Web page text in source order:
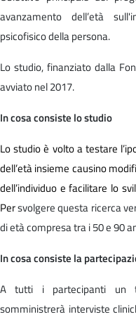
avanzamento dell’età
psicofisico della persona.
Lo studio, finanziato dalla
avviato nel 2017.
In cosa consiste lo studio
Lo studio è volto a testare
dell’età insieme causino
dell’individuo e facilitare lo
Persvolgere questa ricerca
di età compresa tra i 50 e 90
In cosa consiste la
A tutti i partecipanti un
somministrerà interviste